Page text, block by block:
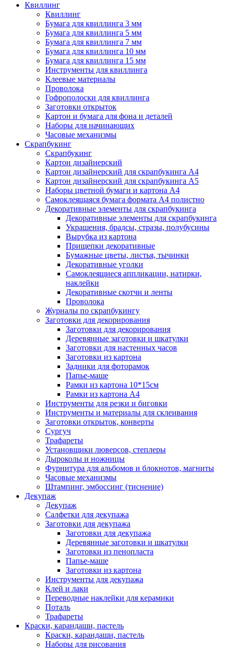
Квиллинг
Квиллинг
Бумага для квиллинга 3 мм
Бумага для квиллинга 5 мм
Бумага для квиллинга 7 мм
Бумага для квиллинга 10 мм
Бумага для квиллинга 15 мм
Инструменты для квиллинга
Клеевые материалы
Проволока
Гофрополоски для квиллинга
Заготовки открыток
Картон и бумага для фона и деталей
Наборы для начинающих
Часовые механизмы
Скрапбукинг
Скрапбукинг
Картон дизайнерский
Картон дизайнерский для скрапбукинга А4
Картон дизайнерский для скрапбукинга А5
Наборы цветной бумаги и картона А4
Самоклеящаяся бумага формата А4 полистно
Декоративные элементы для скрапбукинга
Декоративные элементы для скрапбукинга
Украшения, брадсы, стразы, полубусины
Вырубка из картона
Прищепки декоративные
Бумажные цветы, листья, тычинки
Декоративные уголки
Самоклеящиеся аппликации, натирки,
наклейки
Декоративные скотчи и ленты
Проволока
Журналы по скрапбукингу
Заготовки для декорирования
Заготовки для декорирования
Деревянные заготовки и шкатулки
Заготовки для настенных часов
Заготовки из картона
Задники для фоторамок
Папье-маше
Рамки из картона 10*15см
Рамки из картона А4
Инструменты для резки и биговки
Инструменты и материалы для склеивания
Заготовки открыток, конверты
Сургуч
Трафареты
Установщики люверсов, степлеры
Дыроколы и ножницы
Фурнитура для альбомов и блокнотов, магниты
Часовые механизмы
Штампинг, эмбоссинг (тиснение)
Декупаж
Декупаж
Салфетки для декупажа
Заготовки для декупажа
Заготовки для декупажа
Деревянные заготовки и шкатулки
Заготовки из пенопласта
Папье-маше
Заготовки из картона
Инструменты для декупажа
Клей и лаки
Переводные наклейки для керамики
Поталь
Трафареты
Краски, карандаши, пастель
Краски, карандаши, пастель
Наборы для рисования